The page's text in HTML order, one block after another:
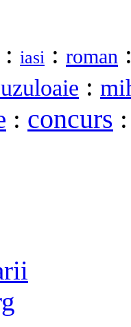
: iasi : roman
:
: concurs